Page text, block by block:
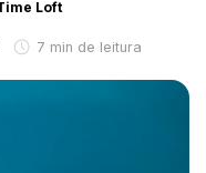
Loft
7 min de leitura